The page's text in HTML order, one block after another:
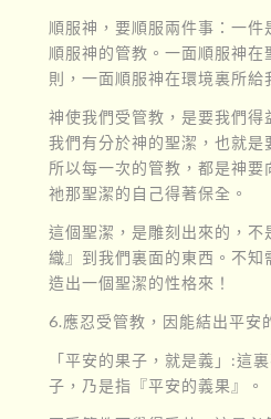
順服神，要順服兩件事：一件
順服神的管教。一面順服神在
則，一面順服神在環境裏所給
神使我們受管教，是要我們得
我們有分於神的聖潔，也就是
所以每一次的管教，都是神要
祂那聖潔的自己得著保全。
這個聖潔，是雕刻出來的，不
織』到我們裏面的東西。不知
造出一個聖潔的性格來！
6.應忍受管教，因能結出平安
「平安的果子，就是義」:這
子，乃是指『平安的義果』。